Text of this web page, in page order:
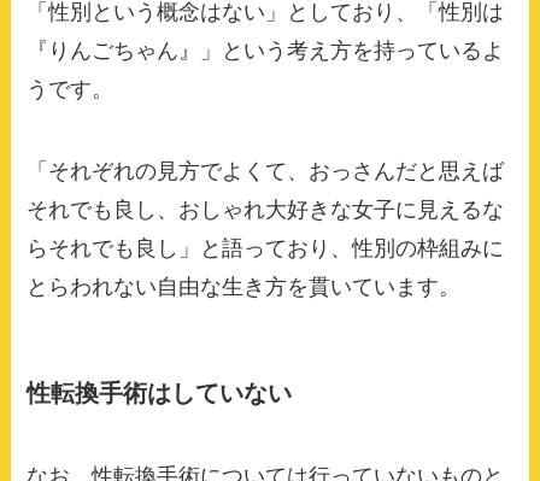
「性別という概念はない」としており、「性別は
『りんごちゃん』」という考え方を持っているよ
うです。
「それぞれの見方でよくて、おっさんだと思えば
それでも良し、おしゃれ大好きな女子に見えるな
らそれでも良し」と語っており、性別の枠組みに
とらわれない自由な生き方を貫いています。
性転換手術はしていない